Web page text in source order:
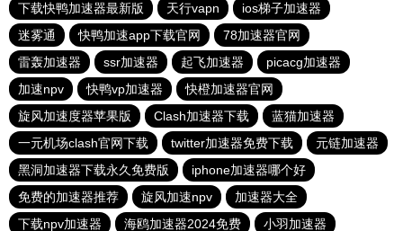
下载快鸭加速器最新版
天行vapn
ios梯子加速器
迷雾通
快鸭加速app下载官网
78加速器官网
雷轰加速器
ssr加速器 起飞加速器
picacg加速器
加速npv
快鸭vp加速器
快橙加速器官网
旋风加速度器苹果版
Clash加速器下载
蓝猫加速器
一元机场clash官网下载
twitter加速器免费下载
元链加速器
黑洞加速器下载永久免费版
iphone加速器哪个好
免费的加速器推荐
旋风加速npv
加速器大全
下载npv加速器
海鸥加速器2024免费 小羽加速器